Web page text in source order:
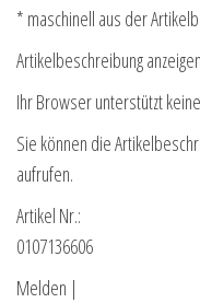
* maschinell aus der
Artikelbeschreibung anzeigen
Ihr Browser unterstützt
Sie können die
aufrufen.
Artikel Nr.:
0107136606
Melden |